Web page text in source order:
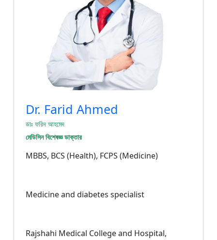
Dr. Farid Ahmed
ডাঃ ফরিদ আহমেদ
মেডিসিন বিশেষজ্ঞ ডাক্তার
MBBS, BCS (Health), FCPS (Medicine)
Medicine and diabetes specialist
Rajshahi Medical College and Hospital,